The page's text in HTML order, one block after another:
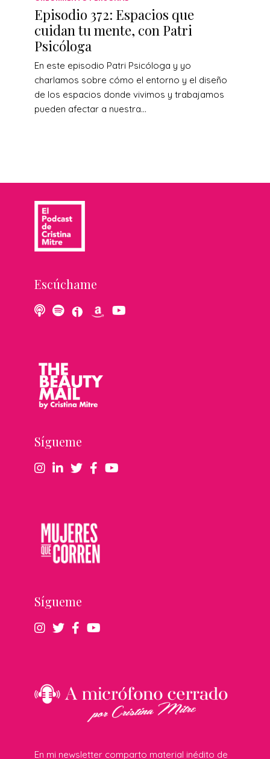
Episodio 372: Espacios que
cuidan tu mente, con Patri
Psicóloga
En este episodio Patri Psicóloga y yo
charlamos sobre cómo el entorno y el diseño
de los espacios donde vivimos y trabajamos
pueden afectar a nuestra...
Escúchame
Sígueme
Sígueme
En mi newsletter comparto material inédito de